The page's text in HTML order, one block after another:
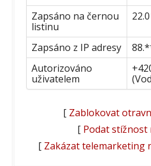
Zapsáno na černou
listinu
Zapsáno z IP adresy
Autorizováno
uživatelem
[ Zablokovat
[ Podat stížnost
[ Zakázat telemarketing